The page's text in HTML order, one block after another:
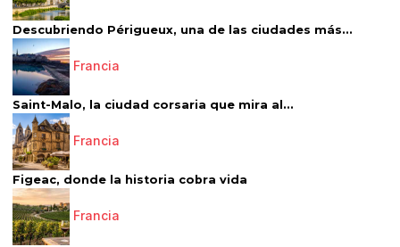
Descubriendo Périgueux, una de las ciudades más...
Francia
Saint-Malo, la ciudad corsaria que mira al...
Francia
Figeac, donde la historia cobra vida
Francia